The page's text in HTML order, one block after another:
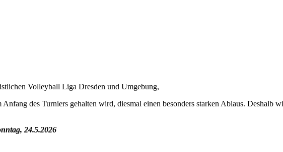
Volleyball Liga Dresden und Umgebung,
des Turniers gehalten wird, diesmal einen besonders starken Ablaus. Deshalb
24.5.2026